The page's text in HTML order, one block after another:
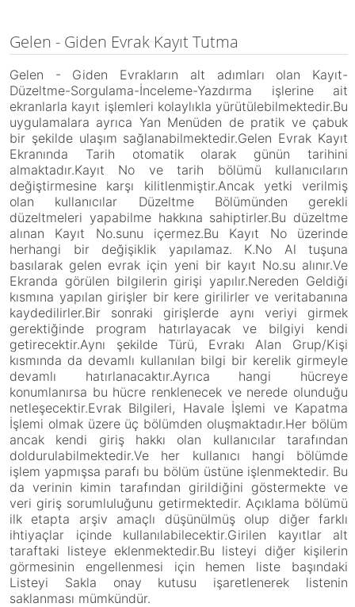
Gelen - Giden Evrak Kayıt Tutma
Gelen - Giden Evrakların alt adımları olan Kayıt-
Düzeltme-Sorgulama-İnceleme-Yazdırma işlerine ait
ekranlarla kayıt işlemleri kolaylıkla yürütülebilmektedir.Bu
uygulamalara ayrıca Yan Menüden de pratik ve çabuk
bir şekilde ulaşım sağlanabilmektedir.Gelen Evrak Kayıt
Ekranında Tarih otomatik olarak günün tarihini
almaktadır.Kayıt No ve tarih bölümü kullanıcıların
değiştirmesine karşı kilitlenmiştir.Ancak yetki verilmiş
olan kullanıcılar Düzeltme Bölümünden gerekli
düzeltmeleri yapabilme hakkına sahiptirler.Bu düzeltme
alınan Kayıt No.sunu içermez.Bu Kayıt No üzerinde
herhangi bir değişiklik yapılamaz. K.No Al tuşuna
basılarak gelen evrak için yeni bir kayıt No.su alınır.Ve
Ekranda görülen bilgilerin girişi yapılır.Nereden Geldiği
kısmına yapılan girişler bir kere girilirler ve veritabanına
kaydedilirler.Bir sonraki girişlerde aynı veriyi girmek
gerektiğinde program hatırlayacak ve bilgiyi kendi
getirecektir.Aynı şekilde Türü, Evrakı Alan Grup/Kişi
kısmında da devamlı kullanılan bilgi bir kerelik girmeyle
devamlı hatırlanacaktır.Ayrıca hangi hücreye
konumlanırsa bu hücre renklenecek ve nerede olunduğu
netleşecektir.Evrak Bilgileri, Havale İşlemi ve Kapatma
İşlemi olmak üzere üç bölümden oluşmaktadır.Her bölüm
ancak kendi giriş hakkı olan kullanıcılar tarafından
doldurulabilmektedir.Ve her kullanıcı hangi bölümde
işlem yapmışsa parafı bu bölüm üstüne işlenmektedir. Bu
da verinin kimin tarafından girildiğini göstermekte ve
veri giriş sorumluluğunu getirmektedir. Açıklama bölümü
ilk etapta arşiv amaçlı düşünülmüş olup diğer farklı
ihtiyaçlar içinde kullanılabilecektir.Girilen kayıtlar alt
taraftaki listeye eklenmektedir.Bu listeyi diğer kişilerin
görmesinin engellenmesi için hemen liste başındaki
Listeyi Sakla onay kutusu işaretlenerek listenin
saklanması mümkündür.